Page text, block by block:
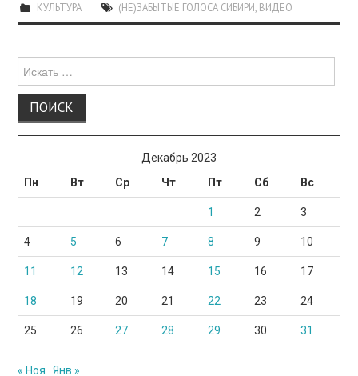
КУЛЬТУРА (НЕ)ЗАБЫТЫЕ ГОЛОСА СИБИРИ, ВИДЕО
для:
Декабрь 2023
Пн
Вт Ср Чт Пт Сб Вс
1 2 3
4 5 6 7 8 9 10
11 12 13 14 15 16 17
18 19 20 21 22 23 24
25 26 27 28 29 30 31
« Ноя Янв »